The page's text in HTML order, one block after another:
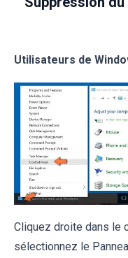
Utilisateurs de
Cliquez droite dans le
sélectionnez le